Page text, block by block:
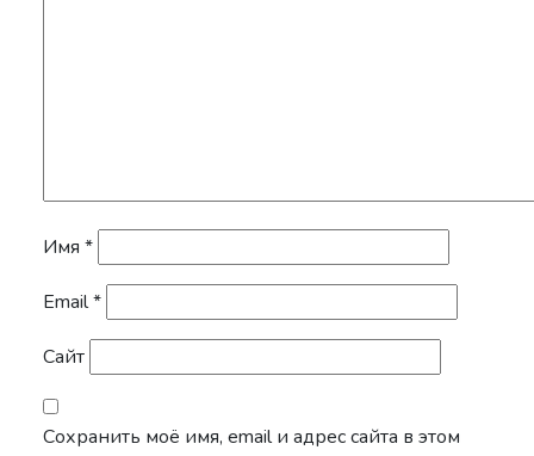
Имя *
Email*
Сайт
Сохранить моё имя, email и адрес сайта в этом